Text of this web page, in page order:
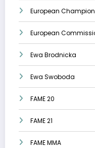
European
European
Ewa Brodnicka
Ewa Swoboda
FAME 20
FAME 21
FAME MMA